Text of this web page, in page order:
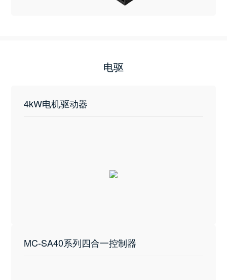
电驱
4kW电机驱动器
MC-SA40系列四合一控制器